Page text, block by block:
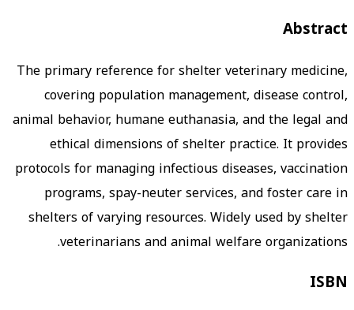
Abstract
The primary reference for shelter veterinary medicine,
covering population management, disease control,
animal behavior, humane euthanasia, and the legal and
ethical dimensions of shelter practice. It provides
protocols for managing infectious diseases, vaccination
programs, spay-neuter services, and foster care in
shelters of varying resources. Widely used by shelter
veterinarians and animal welfare organizations.
ISBN